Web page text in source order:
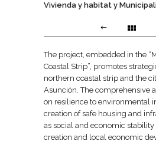
Vivienda y habitat y
The project, embedded in the
Coastal Strip”, promotes
northern coastal strip and the
Asunción. The comprehensive
on resilience to environmental
creation of safe housing and
as social and economic
creation and local economic